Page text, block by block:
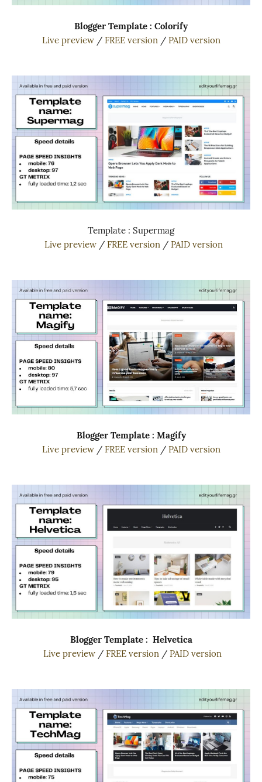
Blogger Template : Colorify
Live preview/FREE version /PAID version
Template : Supermag
Live preview/ FREE version/ PAID version
Blogger Template : Magify
Live preview/FREE version / PAID version
Blogger Template : Helvetica
Live preview /FREE version/PAID version